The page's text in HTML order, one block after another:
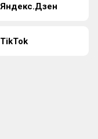
Яндекс.Дзен
TikTok